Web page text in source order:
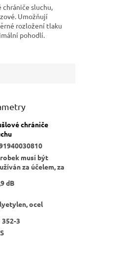
chrániče sluchu,
Umožňují
rozložení tlaku
pohodlí.
chrániče
musí být
za účelem, za
dB
ocel
352-3